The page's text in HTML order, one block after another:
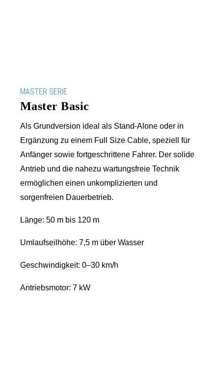
MASTER SERIE
Master Basic
Als Grundversion ideal als Stand-Alone oder in
Ergänzung zu einem Full Size Cable, speziell für
Anfänger sowie fortgeschrittene Fahrer. Der solide
Antrieb und die nahezu wartungsfreie Technik
ermöglichen einen unkomplizierten und
sorgenfreien Dauerbetrieb.
Länge: 50 m bis 120 m
Umlaufseilhöhe: 7,5 m über Wasser
Geschwindigkeit: 0–30 km/h
Antriebsmotor: 7 kW